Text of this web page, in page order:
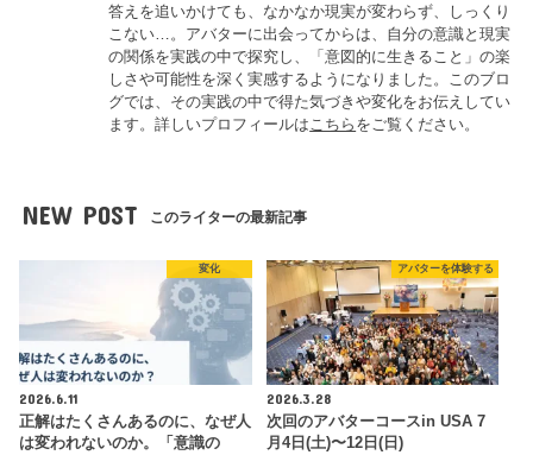
答えを追いかけても、なかなか現実が変わらず、しっくり
こない…。アバターに出会ってからは、自分の意識と現実
の関係を実践の中で探究し、「意図的に生きること」の楽
しさや可能性を深く実感するようになりました。このブロ
グでは、その実践の中で得た気づきや変化をお伝えしてい
ます。詳しいプロフィールは こちら をご覧ください。
NEW POST このライターの最新記事
変化
2026.6.11
正解はたくさんあるのに、なぜ人
は変われないのか。「意識の
アバターを体験する
2026.3.28
次回のアバターコースin USA 7
月4日(土)〜12日(日)